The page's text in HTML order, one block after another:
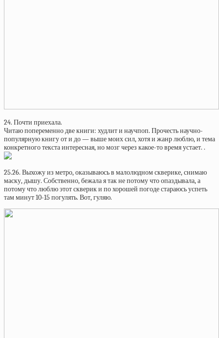
24. Почти приехала.
Читаю попеременно две книги: худлит и научпоп. Прочесть научно-
популярную книгу от и до — выше моих сил, хотя и жанр люблю, и тема
конкретного текста интересная, но мозг через какое-то время устает. .
25.26. Выхожу из метро, оказываюсь в малолюдном скверике, снимаю
маску, дышу. Собственно, бежала я так не потому что опаздывала, а
потому что люблю этот скверик и по хорошей погоде стараюсь успеть
там минут 10-15 погулять. Вот, гуляю.